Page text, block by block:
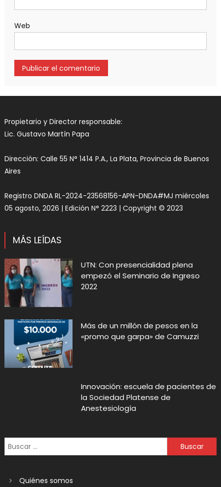
Web
Propietario y Director responsable:
Lic. Gustavo Martín Papa
Dirección: Calle 55 N° 1414 P.A., La Plata, Provincia de Buenos
Aires
Registro DNDA RL-2024-23568156-APN-DNDA#MJ miércoles
05 agosto, 2026 | Edición N° 2223 | Copyright © 2023
MÁS LEÍDAS
UTN: Con presencialidad plena
empezó el Seminario de Ingreso
2022
Más de un millón de pesos en la
«promo que garpa» de Camuzzi
Innovación: escuela de pacientes de
la Sociedad Platense de
Anestesiología
Quiénes somos